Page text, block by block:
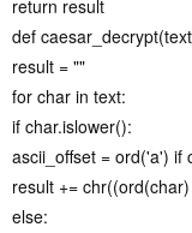
return result
def
result = ""
for char in text:
if char.islower():
ascii_offset = ord('a') if
result +=
else: